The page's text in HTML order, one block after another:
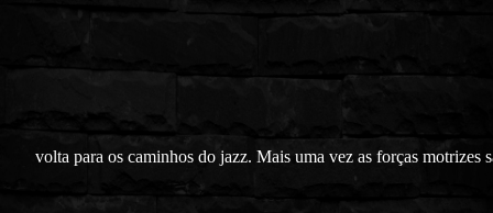
volta para os caminhos do jazz. Mais uma vez as forças motrizes